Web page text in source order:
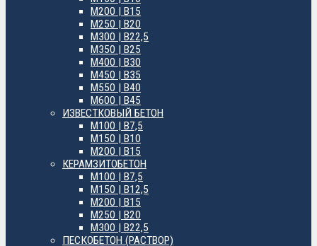
М200 | B15
М250 | B20
М300 | B22,5
М350 | B25
М400 | B30
М450 | B35
М550 | B40
М600 | B45
ИЗВЕСТКОВЫЙ БЕТОН
М100 | B7,5
М150 | B10
М200 | B15
КЕРАМЗИТОБЕТОН
М100 | B7,5
М150 | B12,5
М200 | B15
М250 | B20
М300 | B22,5
ПЕСКОБЕТОН (РАСТВОР)